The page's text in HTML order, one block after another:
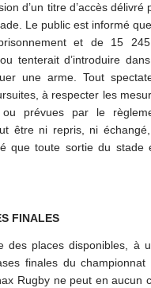
d’un titre d’accès délivré
Le public est informé
et de 15
tenterait d’introduire
une arme. Tout
à respecter les
prévues par le
être ni repris, ni
que toute sortie du stade
FINALES
des places disponibles, à
finales du championnat
Rugby ne peut en aucun